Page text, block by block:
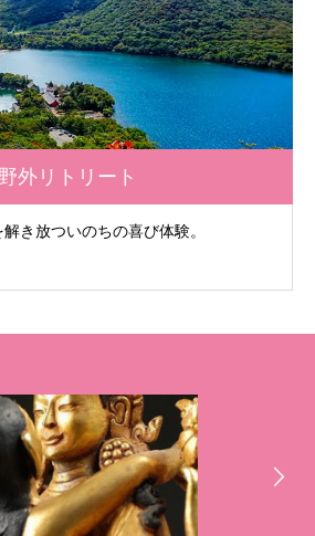
野外リトリート
き放ついのちの喜び体験。